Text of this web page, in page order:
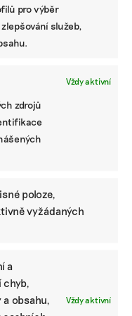
pro výběr
služeb,
Vždy aktivní
zdrojů
poloze,
vyžádaných
a
obsahu,
Vždy aktivní
některé větší
dceřinou
na evropský
prohlášení
vezme na
přitom
správné